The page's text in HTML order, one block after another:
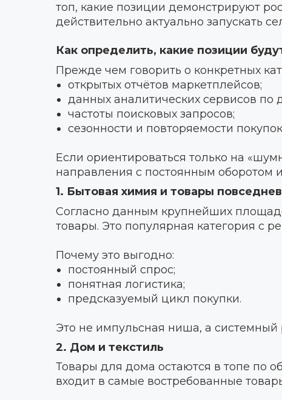
топ, какие позиции демонстрируют
действительно актуально запускать
Прежде чем говорить о конкретных
открытых отчётов маркетплейсов;
данных аналитических сервисов по
частоты поисковых запросов;
сезонности и повторяемости
Если ориентироваться только на
направления с постоянным оборотом
Как определить, какие позиции
1. Бытовая химия и товары
Согласно данным крупнейших
товары. Это популярная категория с
Почему это выгодно:
постоянный спрос;
понятная логистика;
предсказуемый цикл покупки.
Это не импульсная ниша, а системный
2. Дом и текстиль
Товары для дома остаются в топе по
входит в самые востребованные